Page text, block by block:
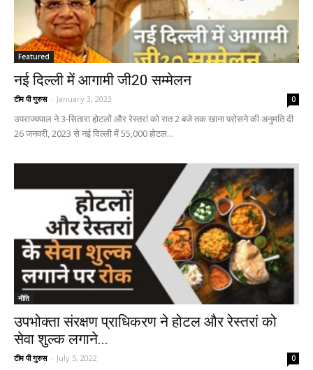
Featured
नई दिल्ली में आगामी जी20 सम्मेलन
टीम पी गुरुस - January 3, 2023 0
उपराज्यपाल ने 3-सितारा होटलों और रेस्तरां को रात 2 बजे तक खाना परोसने की अनुमति दी
26 जनवरी, 2023 से नई दिल्ली में 55,000 होटल...
नीति
उपभोक्ता संरक्षण प्राधिकरण ने होटल और रेस्तरां को
सेवा शुल्क लगाने...
टीम पी गुरुस - July 5, 2022 0